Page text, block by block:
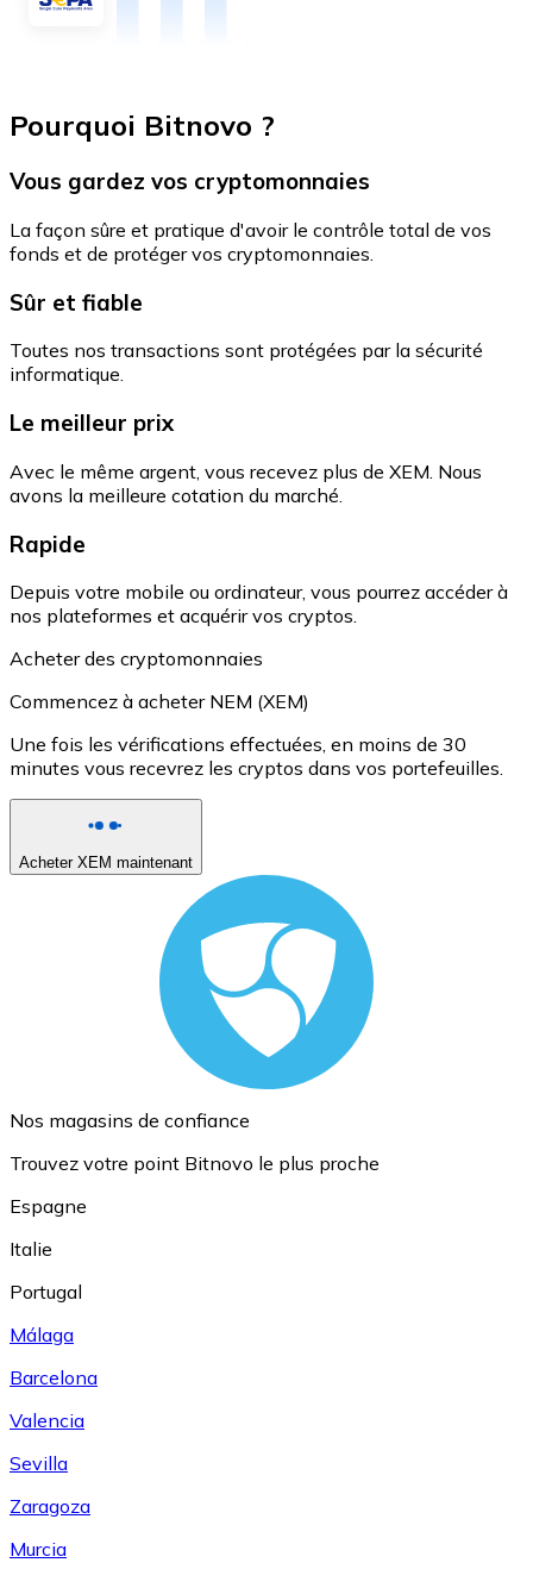
Pourquoi Bitnovo ?
Vous gardez vos cryptomonnaies
La façon sûre et pratique d'avoir le contrôle total de vos
fonds et de protéger vos cryptomonnaies.
Sûr et fiable
Toutes nos transactions sont protégées par la sécurité
informatique.
Le meilleur prix
Avec le même argent, vous recevez plus de XEM. Nous
avons la meilleure cotation du marché.
Rapide
Depuis votre mobile ou ordinateur, vous pourrez accéder à
nos plateformes et acquérir vos cryptos.
Acheter des cryptomonnaies
Commencez à acheter NEM (XEM)
Une fois les vérifications effectuées, en moins de 30
minutes vous recevrez les cryptos dans vos portefeuilles.
Acheter XEM maintenant
Nos magasins de confiance
Trouvez votre point Bitnovo le plus proche
Espagne
Italie
Portugal
Málaga
Barcelona
Valencia
Sevilla
Zaragoza
Murcia